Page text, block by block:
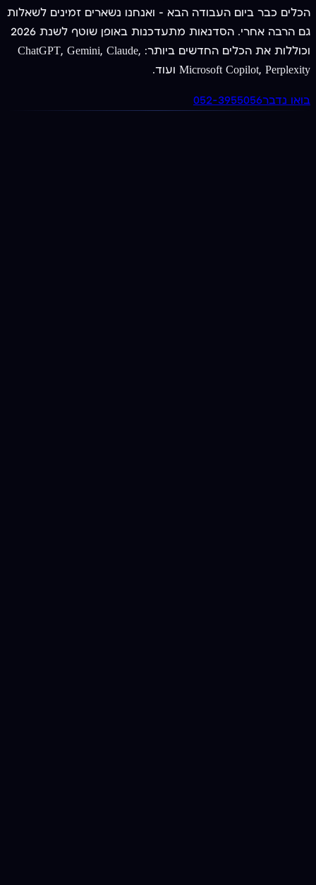
הכלים כבר ביום העבודה הבא — ואנחנו נשארים זמינים לשאלות
גם הרבה אחרי. הסדנאות מתעדכנות באופן שוטף לשנת 2026
וכוללות את הכלים החדשים ביותר: ChatGPT, Gemini, Claude,
Microsoft Copilot, Perplexity ועוד.
בואו נדבר052-3955056